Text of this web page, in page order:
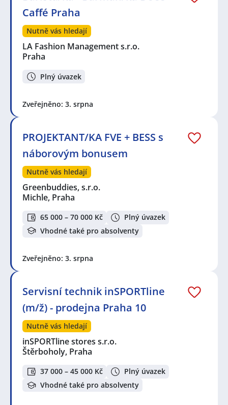
Caffé Praha
Nutně vás hledají
LA Fashion Management s.r.o.
Praha
Plný úvazek
Zveřejněno: 3. srpna
PROJEKTANT/KA FVE + BESS s
náborovým bonusem
Nutně vás hledají
Greenbuddies, s.r.o.
Michle, Praha
65 000 – 70 000 Kč
Plný úvazek
Vhodné také pro absolventy
Zveřejněno: 3. srpna
Servisní technik inSPORTline
(m/ž) - prodejna Praha 10
Nutně vás hledají
inSPORTline stores s.r.o.
Štěrboholy, Praha
37 000 – 45 000 Kč
Plný úvazek
Vhodné také pro absolventy